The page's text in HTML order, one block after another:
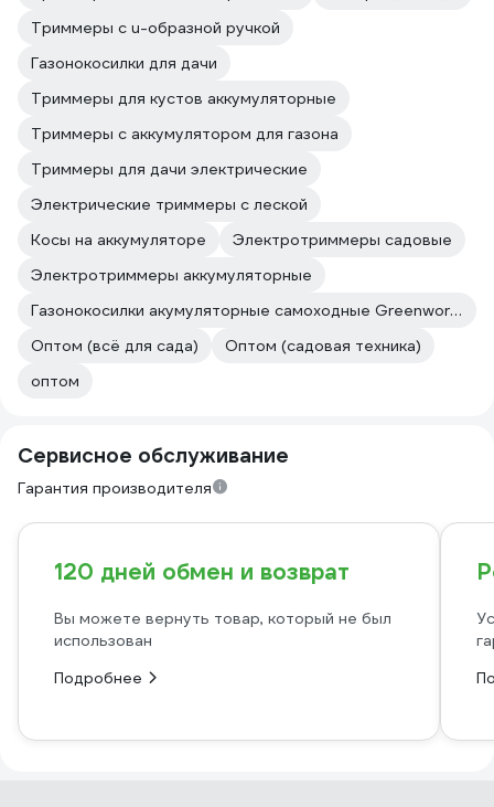
Триммеры с u-образной ручкой
Газонокосилки для дачи
Триммеры для кустов аккумуляторные
Триммеры с аккумулятором для газона
Триммеры для дачи электрические
Электрические триммеры с леской
Косы на аккумуляторе
Электротриммеры садовые
Электротриммеры аккумуляторные
Газонокосилки акумуляторные самоходные Greenworks
Оптом (всё для сада)
Оптом (садовая техника)
оптом
Сервисное обслуживание
Гарантия производителя
120 дней обмен и возврат
Вы можете вернуть товар, который не был
использован
Подробнее